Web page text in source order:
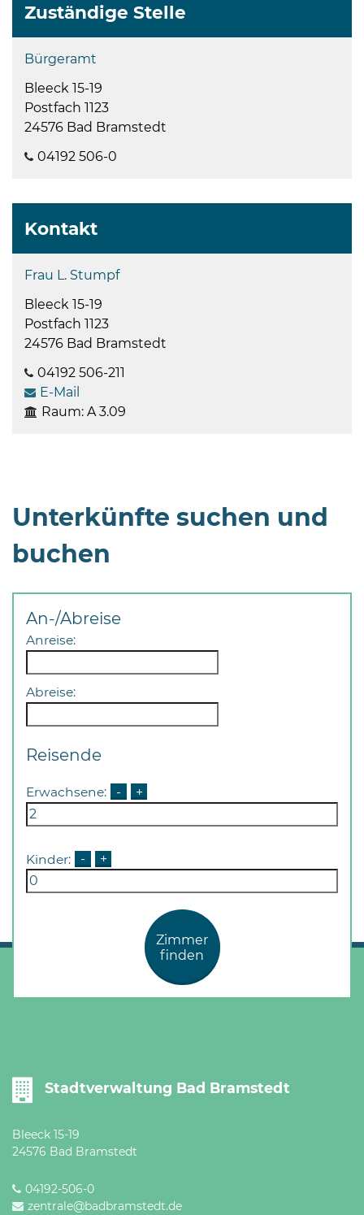
Zuständige Stelle
Bürgeramt
Bleeck 15-19
Postfach 1123
24576 Bad Bramstedt
04192 506-0
Kontakt
Frau L. Stumpf
Bleeck 15-19
Postfach 1123
24576 Bad Bramstedt
04192 506-211
E-Mail
Raum: A 3.09
Unterkünfte suchen und
buchen
An-/Abreise
Anreise:
Abreise:
Reisende
Erwachsene: - +
Kinder: - +
Zimmer
finden
Stadtverwaltung Bad Bramstedt
Bleeck 15-19
24576 Bad Bramstedt
04192-506-0
zentrale@badbramstedt.de